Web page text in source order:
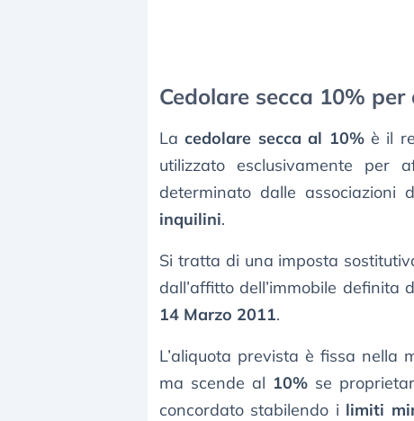
Cedolare secca 10%
Lacedolare secca al 10%è il
utilizzato esclusivamente per
determinato dalle associazioni
inquilini.
Si tratta di una imposta
dall’affitto dell’immobile definita
14 Marzo 2011.
L’aliquota prevista è fissa nella
ma scende al 10% se
concordato stabilendo i limiti